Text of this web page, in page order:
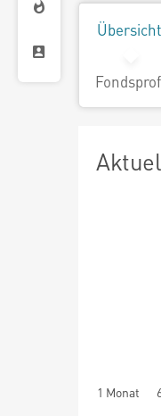
Übersicht
1 Monat